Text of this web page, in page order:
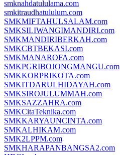
smknahdatululama.com
smkitraudhatululum.com
SMKMIFTAHULSALAM.com
SMKSILIWANGIMANDIRI.com
SMKMANDIRIBERKAH.com
SMKCBTBEKASI.com
SMKMANAROFA.com
SMKPGRIBOJONGMANGU.com
SMKKORPRIKOTA.com
SMKITDARULHIDAYAH.com
SMKSIROJULUMMAH.com
SMKSAZZAHRA.com
SMKCitaTeknika.com
SMKKARYAUNCINTA.com
SMKALHIKAM.com
SMK2LPPM.com
SMKHARAPANBANGSA2.com